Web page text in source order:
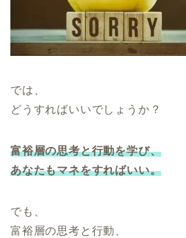
では、
どうすればいいでしょうか？
富裕層の思考と行動を学び、
あなたもマネをすればいい。
でも、
富裕層の思考と行動、